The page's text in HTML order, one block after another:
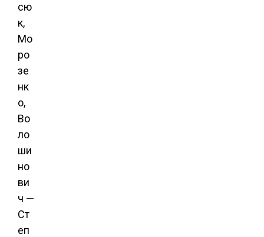
сю
к,
Мо
ро
зе
нк
о,
Во
ло
ши
но
ви
ч —
Ст
еп